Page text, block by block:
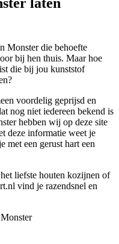
laten
Monster die behoefte
bij hen thuis. Maar hoe
die bij jou kunststof
voordelig geprijsd en
nog niet iedereen bekend is
hebben wij op deze site
deze informatie weet je
met een gerust hart een
liefste houten kozijnen of
vind je razendsnel en